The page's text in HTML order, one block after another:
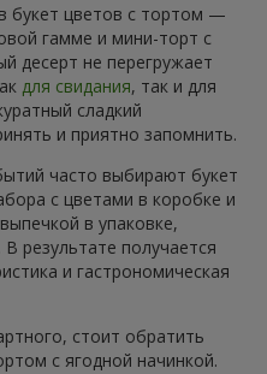
букет цветов с тортом —
гамме и мини-торт с
десерт не перегружает
для свидания, так и для
сладкий
и приятно запомнить.
часто выбирают букет
с цветами в коробке и
в упаковке,
результате получается
и гастрономическая
стоит обратить
с ягодной начинкой.